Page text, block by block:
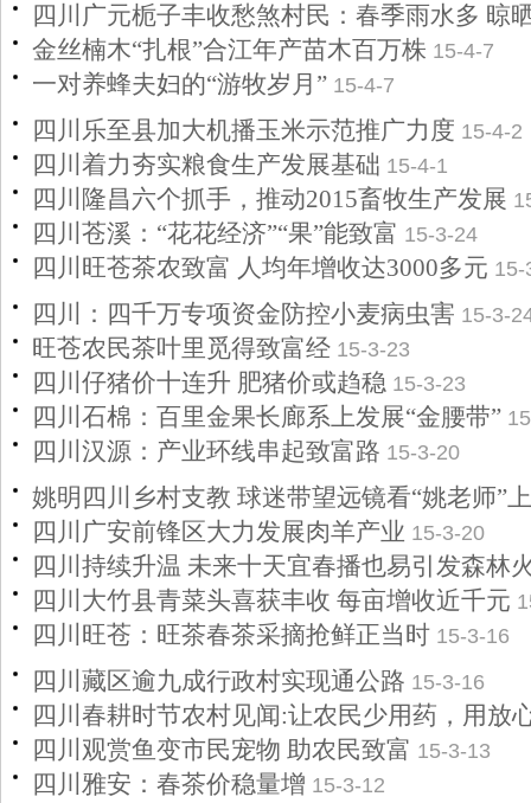
四川广元栀子丰收愁煞村民：春季雨水多 晾
金丝楠木“扎根”合江年产苗木百万株 15-4-7
一对养蜂夫妇的“游牧岁月” 15-4-7
四川乐至县加大机播玉米示范推广力度 15-4-2
四川着力夯实粮食生产发展基础 15-4-1
四川隆昌六个抓手，推动2015畜牧生产发展
四川苍溪：“花花经济”“果”能致富 15-3-24
四川旺苍茶农致富 人均年增收达3000多元 15-
四川：四千万专项资金防控小麦病虫害 15-3-
旺苍农民茶叶里觅得致富经 15-3-23
四川仔猪价十连升 肥猪价或趋稳 15-3-23
四川石棉：百里金果长廊系上发展“金腰带”
四川汉源：产业环线串起致富路 15-3-20
姚明四川乡村支教 球迷带望远镜看“姚老师”
四川广安前锋区大力发展肉羊产业 15-3-20
四川持续升温 未来十天宜春播也易引发森林
四川大竹县青菜头喜获丰收 每亩增收近千元
四川旺苍：旺茶春茶采摘抢鲜正当时 15-3-16
四川藏区逾九成行政村实现通公路 15-3-16
四川春耕时节农村见闻:让农民少用药，用放
四川观赏鱼变市民宠物 助农民致富 15-3-13
四川雅安：春茶价稳量增 15-3-12